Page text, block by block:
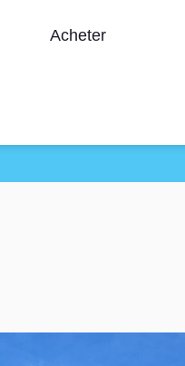
Acheter